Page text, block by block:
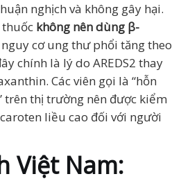
nghịch và không gây hại.
không nên dùng β-
cơ ung thư phổi tăng theo
chính là lý do AREDS2 thay
Các viên gọi là “hỗn
trên thị trường nên được kiểm
liều cao đối với người
Việt Nam: